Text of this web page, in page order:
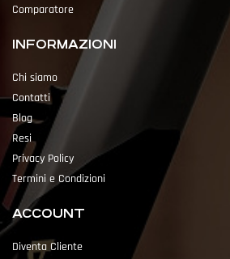
Comparatore
INFORMAZIONI
Chi siamo
Contatti
Blog
Resi
Privacy Policy
Termini e Condizioni
ACCOUNT
Diventa Cliente